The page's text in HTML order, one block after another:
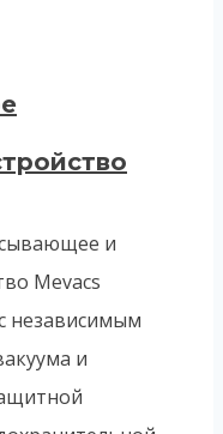
и
Mevacs
независимым
и